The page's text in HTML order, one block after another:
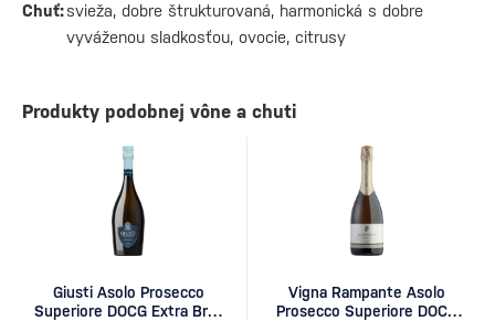
Chuť:svieža, dobre štrukturovaná, harmonická s dobre
vyváženou sladkosťou, ovocie, citrusy
Produkty podobnej vône a chuti
Giusti Asolo Prosecco
Superiore DOCG Extra Brut
Vigna Rampante Asolo
Prosecco Superiore DOCG